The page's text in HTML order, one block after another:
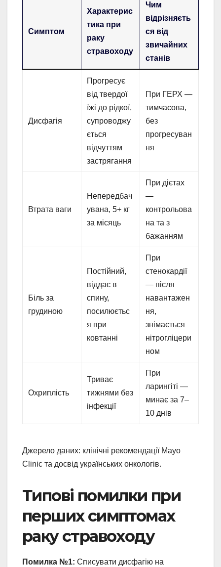
Симптом
Характерис
тика при
раку
стравоходу
Чим
відрізняєть
ся від
звичайних
станів
Дисфагія
Прогресує
від твердої
їжі до рідкої,
супроводжу
ється
відчуттям
застрягання
При ГЕРХ —
тимчасова,
без
прогресуван
ня
Втрата ваги
Непередбач
увана, 5+ кг
за місяць
При дієтах
—
контрольова
на та з
бажанням
Біль за
грудиною
Постійний,
віддає в
спину,
посилюєтьс
я при
ковтанні
При
стенокардії
— після
навантажен
ня,
знімається
нітрогліцери
ном
Охриплість
Триває
тижнями без
інфекції
При
ларингіті —
минає за 7–
10 днів
Джерело даних: клінічні рекомендації Mayo
Clinic та досвід українських онкологів.
Типові помилки при
перших симптомах
раку стравоходу
Помилка №1: Списувати дисфагію на